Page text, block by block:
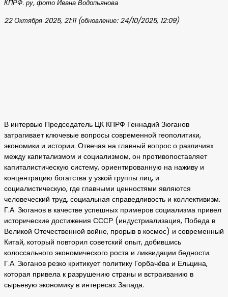
КПРФ. ру, фото Ивана Водопьянова
22 Октября 2025, 21:11 (обновление: 24/10/2025, 12:09)
В интервью Председатель ЦК КПРФ Геннадий Зюганов
затрагивает ключевые вопросы современной геополитики,
экономики и истории. Отвечая на главный вопрос о различиях
между капитализмом и социализмом, он противопоставляет
капиталистическую систему, ориентированную на наживу и
концентрацию богатства у узкой группы лиц, и
социалистическую, где главными ценностями являются
человеческий труд, социальная справедливость и коллективизм.
Г.А. Зюганов в качестве успешных примеров социализма привел
исторические достижения СССР (индустриализация, Победа в
Великой Отечественной войне, прорыв в космос) и современный
Китай, который повторил советский опыт, добившись
колоссального экономического роста и ликвидации бедности.
Г.А. Зюганов резко критикует политику Горбачёва и Ельцина,
которая привела к разрушению страны и встраиванию в
сырьевую экономику в интересах Запада.